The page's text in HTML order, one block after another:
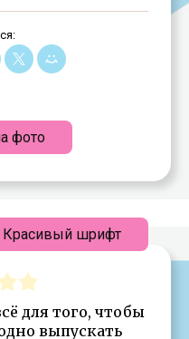
фото
для того, чтобы
выпускать
Красивый шрифт